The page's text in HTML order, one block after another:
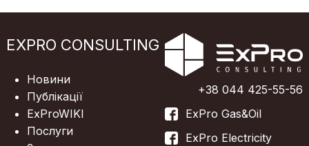
EXPRO CONSULTING
Новини
Публікації
ExProWIKI
Послуги
+38 044 425-55-56
ExPro Gas&Oil
ExPro Electricity